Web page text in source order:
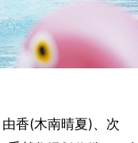
香(木南晴夏)、次